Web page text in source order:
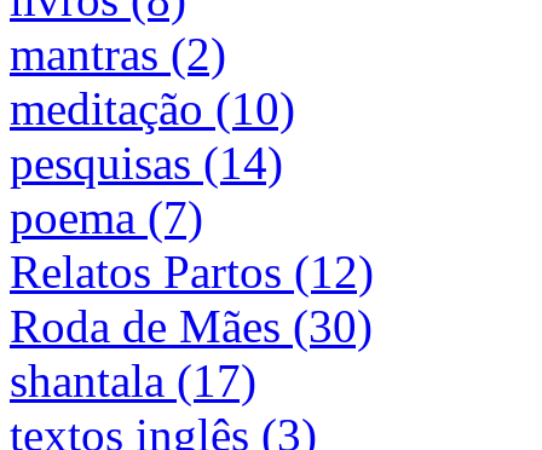
mantras (2)
meditação (10)
pesquisas (14)
poema (7)
Relatos Partos (12)
Roda de Mães (30)
shantala (17)
textos inglês (3)